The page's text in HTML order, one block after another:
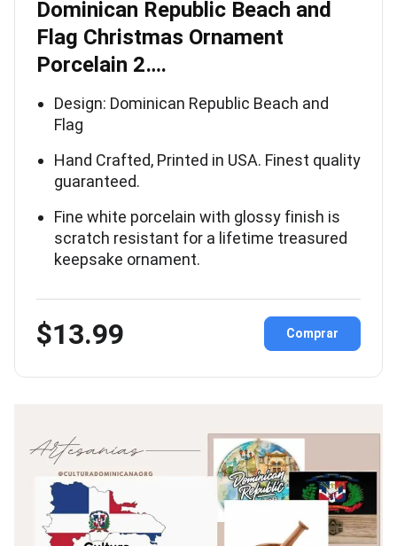
Dominican Republic Beach and
Flag Christmas Ornament
Porcelain 2….
Design: Dominican Republic Beach and
Flag
Hand Crafted, Printed in USA. Finest quality
guaranteed.
Fine white porcelain with glossy finish is
scratch resistant for a lifetime treasured
keepsake ornament.
$13.99 Comprar